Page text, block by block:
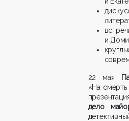
и
22 мая
«На смерть
дело